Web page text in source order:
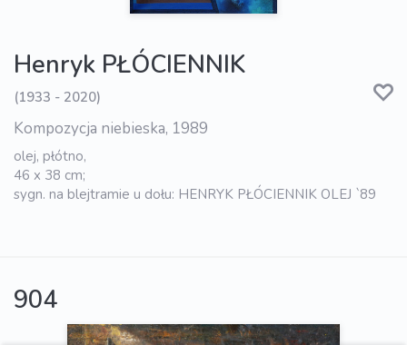
Henryk PŁÓCIENNIK
(1933 - 2020)
Kompozycja niebieska, 1989
olej, płótno,
46 x 38 cm;
sygn. na blejtramie u dołu: HENRYK PŁÓCIENNIK OLEJ `89
904